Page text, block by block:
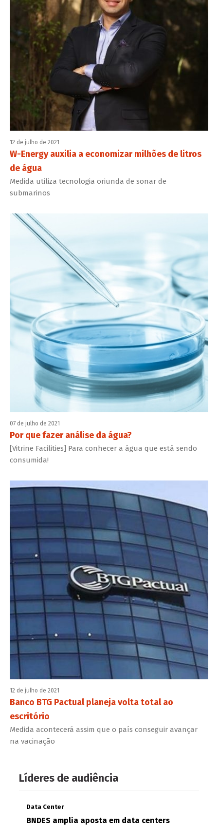
12 de julho de 2021
W-Energy auxilia a economizar milhões de litros
de água
Medida utiliza tecnologia oriunda de sonar de
submarinos
07 de julho de 2021
Por que fazer análise da água?
[Vitrine Facilities] Para conhecer a água que está sendo
consumida!
12 de julho de 2021
Banco BTG Pactual planeja volta total ao
escritório
Medida acontecerá assim que o país conseguir avançar
na vacinação
Líderes de audiência
Data Center
BNDES amplia aposta em data centers